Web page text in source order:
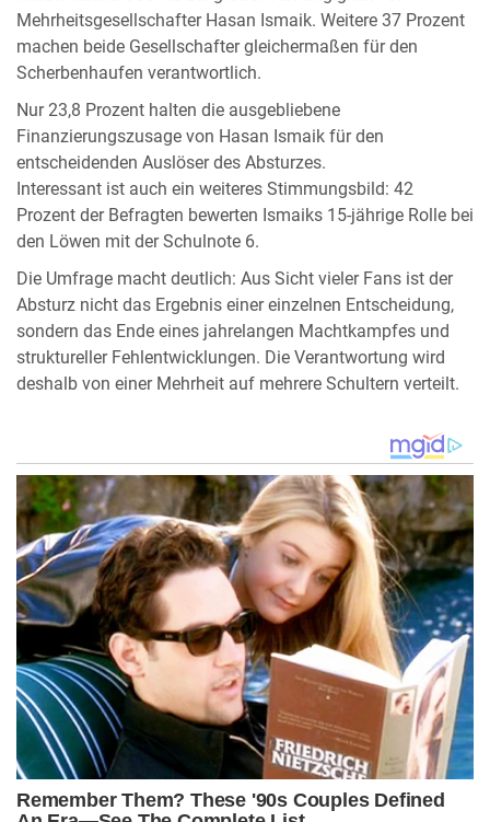
Mehrheitsgesellschafter Hasan Ismaik. Weitere 37 Prozent
machen beide Gesellschafter gleichermaßen für den
Scherbenhaufen verantwortlich.
Nur 23,8 Prozent halten die ausgebliebene
Finanzierungszusage von Hasan Ismaik für den
entscheidenden Auslöser des Absturzes.
Interessant ist auch ein weiteres Stimmungsbild: 42
Prozent der Befragten bewerten Ismaiks 15-jährige Rolle bei
den Löwen mit der Schulnote 6.
Die Umfrage macht deutlich: Aus Sicht vieler Fans ist der
Absturz nicht das Ergebnis einer einzelnen Entscheidung,
sondern das Ende eines jahrelangen Machtkampfes und
struktureller Fehlentwicklungen. Die Verantwortung wird
deshalb von einer Mehrheit auf mehrere Schultern verteilt.